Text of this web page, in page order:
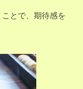
とで、期待感を